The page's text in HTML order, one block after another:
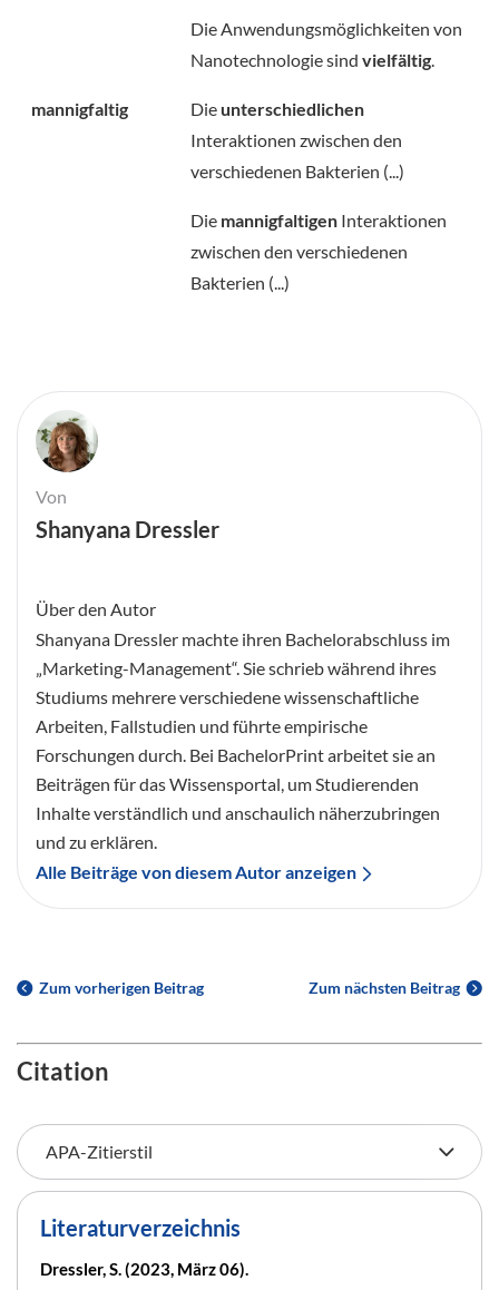
Die Anwendungsmöglichkeiten von
Nanotechnologie sind vielfältig.
mannigfaltig Die unterschiedlichen
Interaktionen zwischen den
verschiedenen Bakterien (...)
Die mannigfaltigen Interaktionen
zwischen den verschiedenen
Bakterien (...)
Von
Shanyana Dressler
Über den Autor
Shanyana Dressler machte ihren Bachelorabschluss im
„Marketing-Management“. Sie schrieb während ihres
Studiums mehrere verschiedene wissenschaftliche
Arbeiten, Fallstudien und führte empirische
Forschungen durch. Bei BachelorPrint arbeitet sie an
Beiträgen für das Wissensportal, um Studierenden
Inhalte verständlich und anschaulich näherzubringen
und zu erklären.
Alle Beiträge von diesem Autor anzeigen
Zum vorherigen Beitrag Zum nächsten Beitrag
Citation
Literaturverzeichnis
Dressler, S. (2023, März 06).